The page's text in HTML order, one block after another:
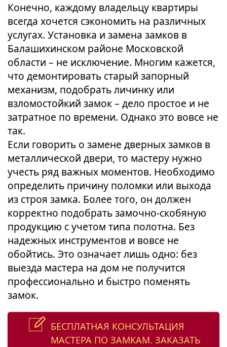
Конечно, каждому владельцу квартиры
всегда хочется сэкономить на различных
услугах. Установка и замена замков в
Балашихинском районе Московской
области – не исключение. Многим кажется,
что демонтировать старый запорный
механизм, подобрать личинку или
взломостойкий замок – дело простое и не
затратное по времени. Однако это вовсе не
так.
Если говорить о замене дверных замков в
металлической двери, то мастеру нужно
учесть ряд важных моментов. Необходимо
определить причину поломки или выхода
из строя замка. Более того, он должен
корректно подобрать замочно-скобяную
продукцию с учетом типа полотна. Без
надежных инструментов и вовсе не
обойтись. Это означает лишь одно: без
выезда мастера на дом не получится
профессионально и быстро поменять
замок.
БЕСПЛАТНАЯ КОНСУЛЬТАЦИЯ
МАСТЕРА ПО ЗАМКАМ. ЗАКАЗАТЬ